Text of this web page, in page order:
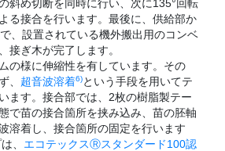
斜め切断を同時に行い、次に135°回転
る接合を行います。最後に、供給部か
、設置されている機外搬出用のコンベ
接ぎ木が完了します。
の様に伸縮性を有しています。その
、 超音波溶着6)という手段を用いてテ
ます。接合部では、2枚の樹脂製テー
で苗の接合箇所を挟み込み、苗の胚軸
溶着し、接合箇所の固定を行います
、 エコテックスⓇスタンダード100認